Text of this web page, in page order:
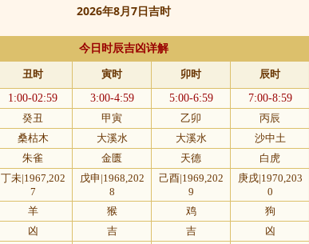
2026年8月7日吉时
今日时辰吉凶详解
丑时 寅时 卯时 辰时
1:00-02:59 3:00-4:59 5:00-6:59 7:00-8:59
癸丑 甲寅 乙卯 丙辰
桑枯木 大溪水 大溪水 沙中土
朱雀 金匮 天德 白虎
丁未|1967,202
7
戊申|1968,202
8
己酉|1969,202
9
庚戌|1970,203
0
羊 猴 鸡 狗
凶 吉 吉 凶